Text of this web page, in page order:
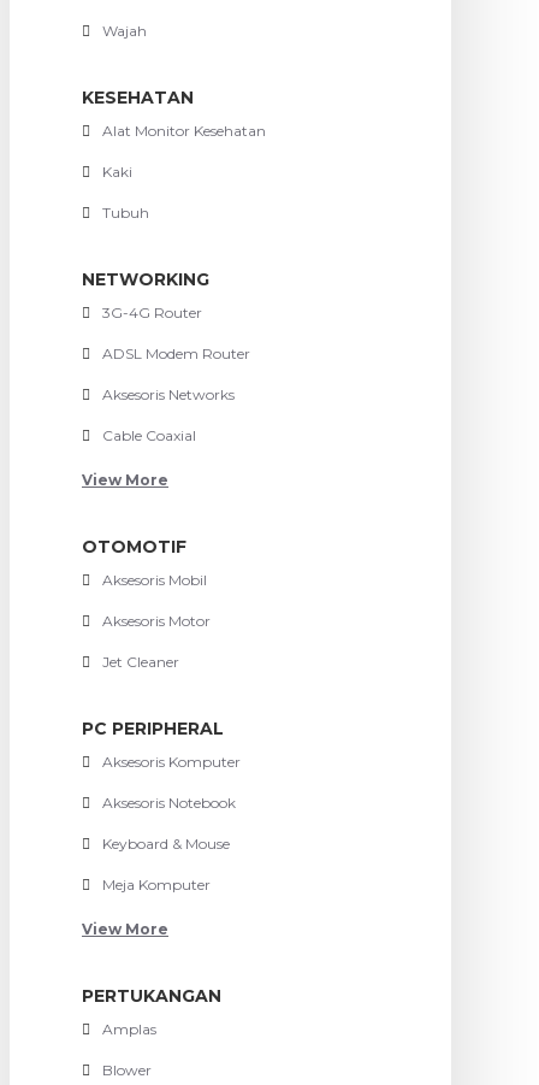
Wajah
KESEHATAN
Alat Monitor Kesehatan
Kaki
Tubuh
NETWORKING
3G-4G Router
ADSL Modem Router
Aksesoris Networks
Cable Coaxial
View More
OTOMOTIF
Aksesoris Mobil
Aksesoris Motor
Jet Cleaner
PC PERIPHERAL
Aksesoris Komputer
Aksesoris Notebook
Keyboard & Mouse
Meja Komputer
View More
PERTUKANGAN
Amplas
Blower